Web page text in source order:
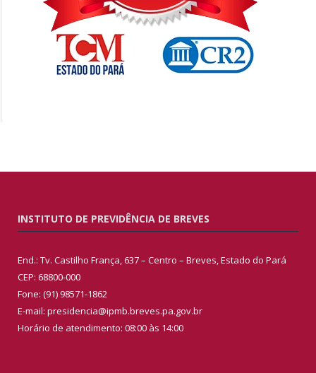
INSTITUTO DE PREVIDÊNCIA DE BREVES
End.: Tv. Castilho França, 637 – Centro – Breves, Estado do Pará
CEP: 68800-000
Fone: (91) 98571-1862
E-mail: presidencia@ipmb.breves.pa.gov.br
Horário de atendimento: 08:00 às 14:00